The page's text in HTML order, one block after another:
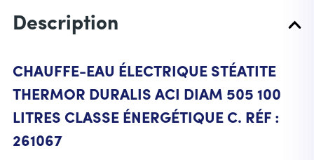
Description
CHAUFFE-EAU ÉLECTRIQUE STÉATITE
THERMOR DURALIS ACI DIAM 505 100
LITRES CLASSE ÉNERGÉTIQUE C. RÉF :
261067